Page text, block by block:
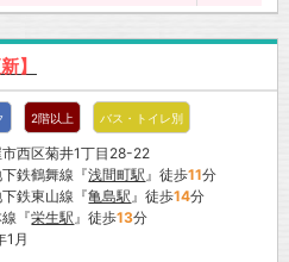
】
2階以上 バス・トイレ別
西区菊井1丁目28-22
鉄鶴舞線『浅間町駅』徒歩11分
鉄東山線『亀島駅』徒歩14分
『栄生駅』徒歩13分
1月